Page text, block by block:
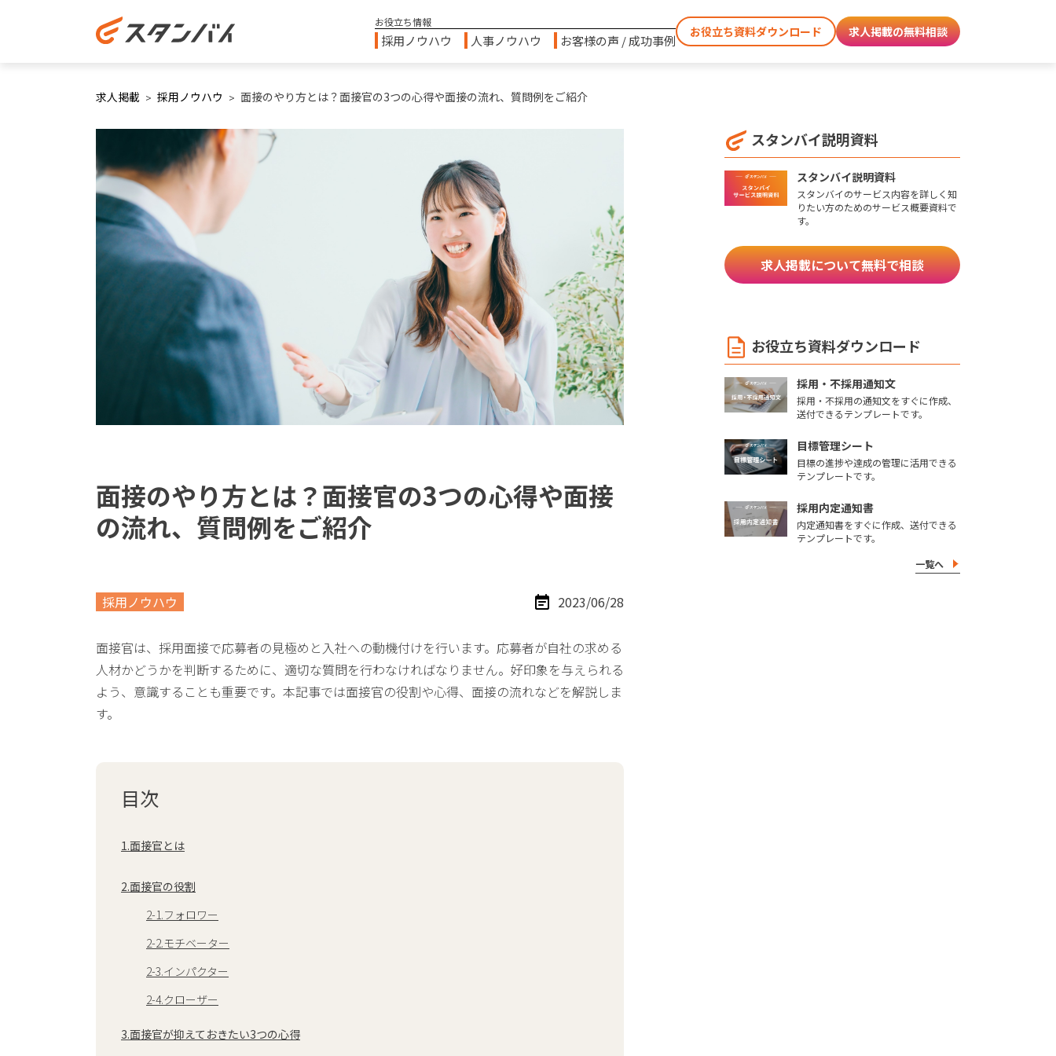
採用ノウハウ 人事ノウハウ お客様の声 / 成功事例
お役立ち資料ダウンロード 求人掲載の無料相談
求人掲載 採用ノウハウ 面接のやり方とは？面接官の3つの心得や面接の流れ、質問例をご紹介
面接のやり方とは？面接官の3つの心得や面接
の流れ、質問例をご紹介
採用ノウハウ 2023/06/28
面接官は、採用面接で応募者の見極めと入社への動機付けを行います。応募者が自社の求める
人材かどうかを判断するために、適切な質問を行わなければなりません。好印象を与えられる
よう、意識することも重要です。本記事では面接官の役割や心得、面接の流れなどを解説しま
す。
目次
1.面接官とは
2.面接官の役割
2-1.フォロワー
2-2.モチベーター
2-3.インパクター
2-4.クローザー
3.面接官が抑えておきたい3つの心得
スタンバイ説明資料
スタンバイ説明資料
スタンバイのサービス内容を詳しく知
りたい方のためのサービス概要資料で
す。
求人掲載について無料で相談
お役立ち資料ダウンロード
採用・不採用通知文
採用・不採用の通知文をすぐに作成、
送付できるテンプレートです。
目標管理シート
目標の進捗や達成の管理に活用できる
テンプレートです。
採用内定通知書
内定通知書をすぐに作成、送付できる
テンプレートです。
一覧へ